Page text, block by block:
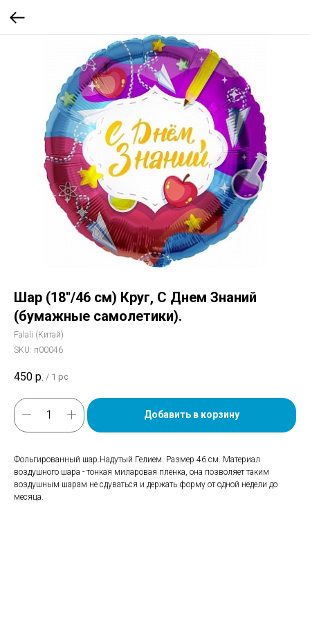
Шар (18''/46 см) Круг, С Днем Знаний
(бумажные самолетики).
Falali (Китай)
SKU: п00046
450 р. / 1 pc
Добавить в корзину
Фольгированный шар.Надутый Гелием. Размер 46 см. Материал
воздушного шара - тонкая миларовая пленка, она позволяет таким
воздушным шарам не сдуваться и держать форму от одной недели до
месяца.